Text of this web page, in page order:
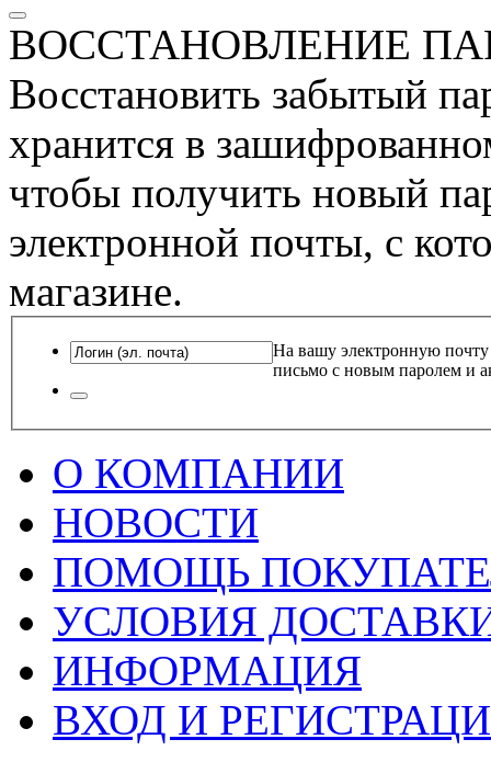
ВОССТАНОВЛЕНИЕ
Восстановить забытый
хранится в
чтобы получить новый
электронной почты, с
магазине.
На вашу электронную почту
письмо с новым паролем и
О КОМПАНИИ
НОВОСТИ
ПОМОЩЬ
УСЛОВИЯ
ИНФОРМАЦИЯ
ВХОД И